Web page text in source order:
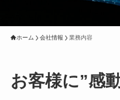
ホーム 会社情報 業務内容
お客様に”感